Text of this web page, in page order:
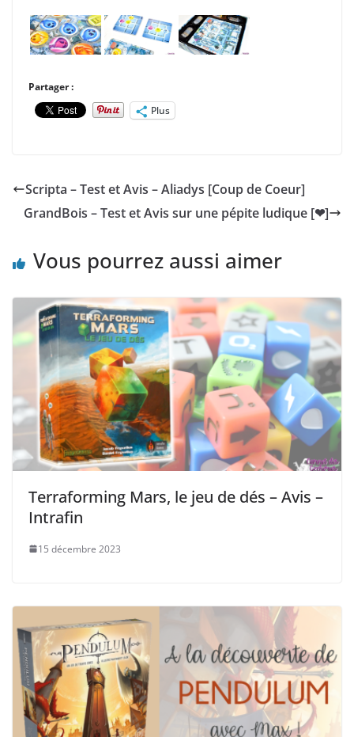
Partager :
Plus
Scripta – Test et Avis – Aliadys [Coup de Coeur]
GrandBois – Test et Avis sur une pépite ludique [❤]
Vous pourrez aussi aimer
Terraforming Mars, le jeu de dés – Avis –
Intrafin
15 décembre 2023